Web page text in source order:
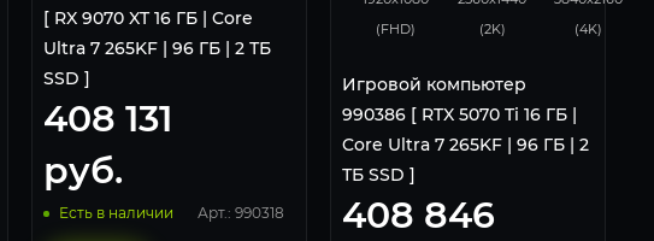
[ RX 9070 XT 16 ГБ | Core
Ultra 7 265KF | 96 ГБ | 2 ТБ
SSD ]
408 131
руб.
Есть в наличии Арт.: 990318
(FHD)
(2K)
(4K)
Игровой компьютер
990386 [ RTX 5070 Ti 16 ГБ |
Core Ultra 7 265KF | 96 ГБ | 2
ТБ SSD ]
408 846